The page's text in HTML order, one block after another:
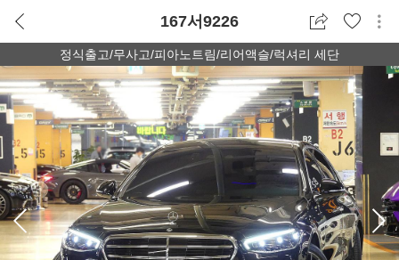
167서9226
정식출고/무사고/피아노트림/리어액슬/럭셔리 세단